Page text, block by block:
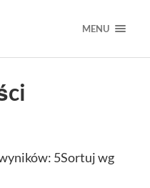
MENU
5Sortuj wg